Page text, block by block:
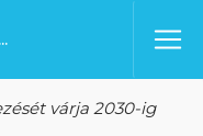
várja 2030-ig